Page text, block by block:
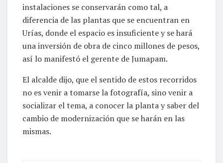
instalaciones se conservarán como tal, a
diferencia de las plantas que se encuentran en
Urías, donde el espacio es insuficiente y se hará
una inversión de obra de cinco millones de pesos,
así lo manifestó el gerente de Jumapam.
El alcalde dijo, que el sentido de estos recorridos
no es venir a tomarse la fotografía, sino venir a
socializar el tema, a conocer la planta y saber del
cambio de modernización que se harán en las
mismas.